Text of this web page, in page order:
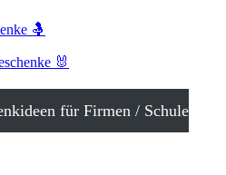
🤱
🐰
für Firmen / Schule